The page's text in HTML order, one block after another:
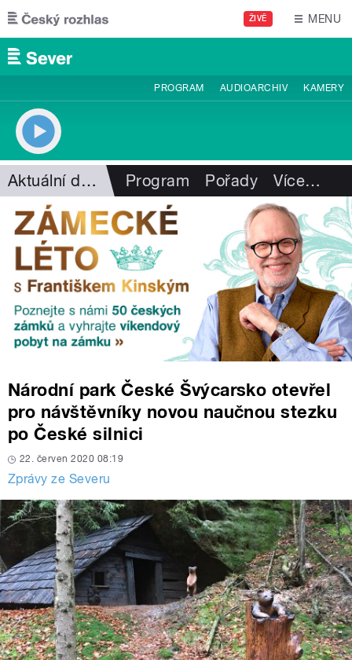
Přejít k hlavnímu obsahu
ŽIVĚ MENU
PROGRAM AUDIOARCHIV KAMERY
Aktuální dění Program Pořady Více…
Národní park České Švýcarsko otevřel
pro návštěvníky novou naučnou stezku
po České silnici
22. červen 2020 08:19
Zprávy ze Severu